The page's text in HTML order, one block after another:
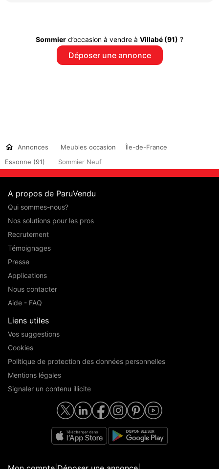
Sommier d’occasion à vendre à Villabé (91) ?
Déposer une annonce
Annonces Meubles occasion
Île-de-France
Essonne (91)
Sommier Neuf
A propos de ParuVendu
Qui sommes-nous?
Nos solutions pour les pros
Recrutement
Témoignages
Presse
Applications
Nous contacter
Aide - FAQ
Liens utiles
Vos suggestions
Cookies
Politique de protection des données personnelles
Mentions légales
Signaler un contenu illicite